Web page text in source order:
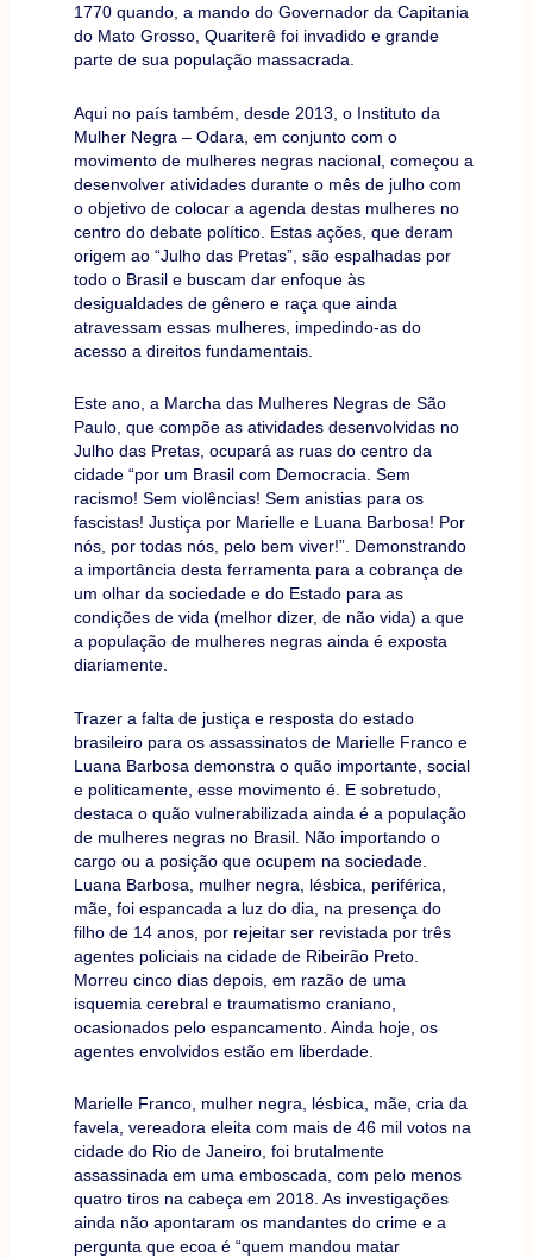
1770 quando, a mando do Governador da Capitania
do Mato Grosso, Quariterê foi invadido e grande
parte de sua população massacrada.
Aqui no país também, desde 2013, o Instituto da
Mulher Negra – Odara, em conjunto com o
movimento de mulheres negras nacional, começou a
desenvolver atividades durante o mês de julho com
o objetivo de colocar a agenda destas mulheres no
centro do debate político. Estas ações, que deram
origem ao “Julho das Pretas”, são espalhadas por
todo o Brasil e buscam dar enfoque às
desigualdades de gênero e raça que ainda
atravessam essas mulheres, impedindo-as do
acesso a direitos fundamentais.
Este ano, a Marcha das Mulheres Negras de São
Paulo, que compõe as atividades desenvolvidas no
Julho das Pretas, ocupará as ruas do centro da
cidade “por um Brasil com Democracia. Sem
racismo! Sem violências! Sem anistias para os
fascistas! Justiça por Marielle e Luana Barbosa! Por
nós, por todas nós, pelo bem viver!”. Demonstrando
a importância desta ferramenta para a cobrança de
um olhar da sociedade e do Estado para as
condições de vida (melhor dizer, de não vida) a que
a população de mulheres negras ainda é exposta
diariamente.
Trazer a falta de justiça e resposta do estado
brasileiro para os assassinatos de Marielle Franco e
Luana Barbosa demonstra o quão importante, social
e politicamente, esse movimento é. E sobretudo,
destaca o quão vulnerabilizada ainda é a população
de mulheres negras no Brasil. Não importando o
cargo ou a posição que ocupem na sociedade.
Luana Barbosa, mulher negra, lésbica, periférica,
mãe, foi espancada a luz do dia, na presença do
filho de 14 anos, por rejeitar ser revistada por três
agentes policiais na cidade de Ribeirão Preto.
Morreu cinco dias depois, em razão de uma
isquemia cerebral e traumatismo craniano,
ocasionados pelo espancamento. Ainda hoje, os
agentes envolvidos estão em liberdade.
Marielle Franco, mulher negra, lésbica, mãe, cria da
favela, vereadora eleita com mais de 46 mil votos na
cidade do Rio de Janeiro, foi brutalmente
assassinada em uma emboscada, com pelo menos
quatro tiros na cabeça em 2018. As investigações
ainda não apontaram os mandantes do crime e a
pergunta que ecoa é “quem mandou matar